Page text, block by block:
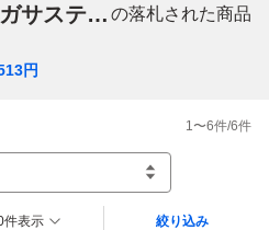
「聖闘士聖衣神話 ペガサステンマ 聖闘士星矢 THE LOST CANVAS」 の落札された商品
円
1 〜6件/6件
件表示 絞り込み